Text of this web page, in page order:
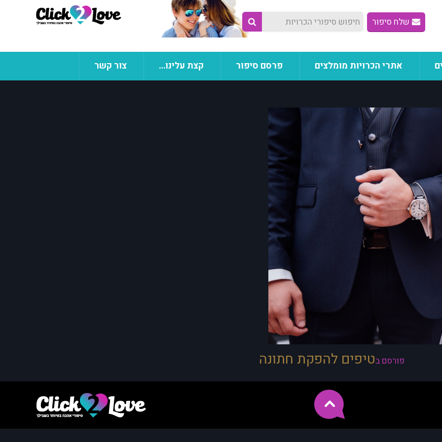
שלח סיפור
אתרי הכרויות מומלצים פרסם סיפור קצת עלינו… צור קשר
פורסם בטיפים להפקת חתונה